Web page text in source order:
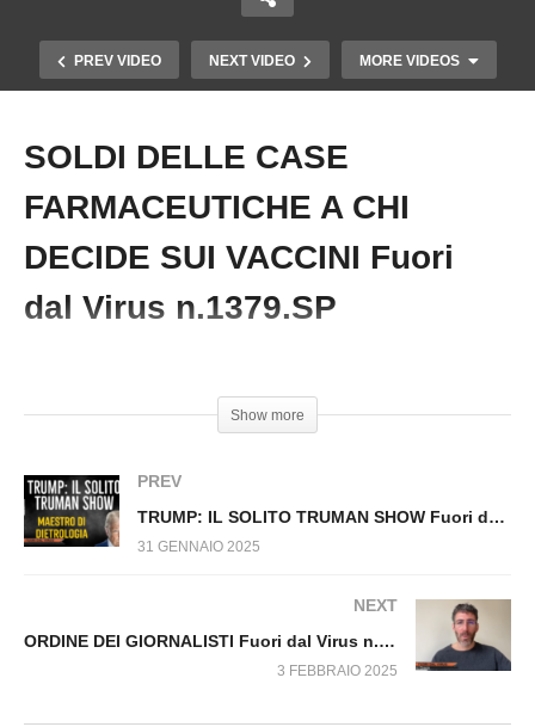
PREV VIDEO NEXT VIDEO MORE VIDEOS
Copy Embed Code
SOLDI DELLE CASE
FARMACEUTICHE A CHI
DECIDE SUI VACCINI Fuori
dal Virus n.1379.SP
Show more
PREV
TRUMP: IL SOLITO TRUMAN SHOW Fuori dal Virus n.1378.SP
31 GENNAIO 2025
NEXT
ORDINE DEI GIORNALISTI Fuori dal Virus n.1380.SP
3 FEBBRAIO 2025